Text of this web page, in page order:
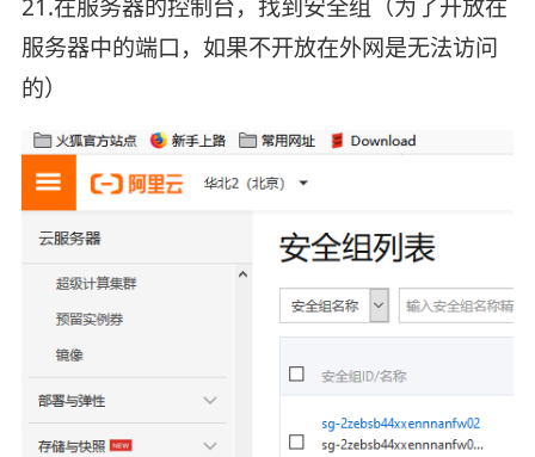
21.在服务器的控制台，找到安全组（为了开放在
服务器中的端口，如果不开放在外网是无法访问
的）